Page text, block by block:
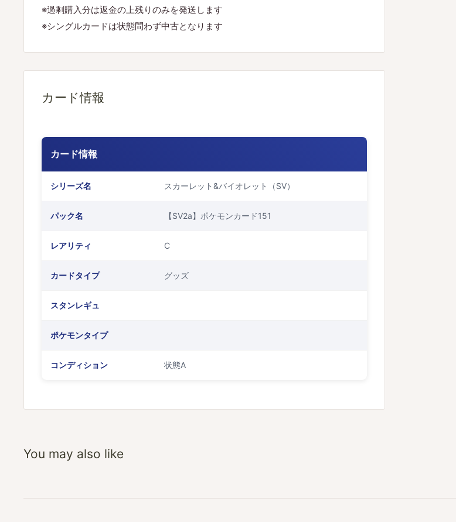
※過剰購入分は返金の上残りのみを発送します
※シングルカードは状態問わず中古となります
カード情報
カード情報
シリーズ名 スカーレット&バイオレット（SV）
パック名 【SV2a】ポケモンカード151
レアリティ C
カードタイプ グッズ
スタンレギュ
ポケモンタイプ
コンディション 状態A
You may also like